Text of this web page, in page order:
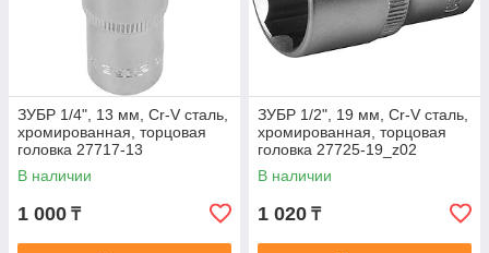
ЗУБР 1/4", 13 мм, Cr-V сталь,
хромированная, торцовая
головка 27717-13
В наличии
1 000 ₸
ЗУБР 1/2", 19 мм, Cr-V сталь,
хромированная, торцовая
головка 27725-19_z02
В наличии
1 020 ₸